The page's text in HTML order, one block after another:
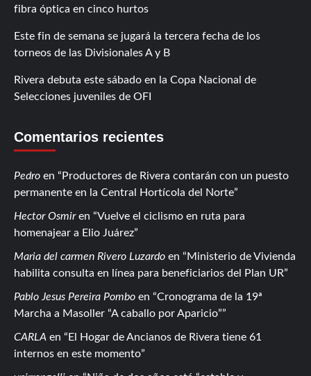
fibra óptica en cinco hurtos
Este fin de semana se jugará la tercera fecha de los
torneos de las Divisionales A y B
Rivera debuta este sábado en la Copa Nacional de
Selecciones juveniles de OFI
Comentarios recientes
Pedro en
Productores de Rivera contarán con un puesto
permanente en la Central Hortícola del Norte
Hector Osmiren
Vuelve el ciclismo en ruta para
homenajear a Elio Juárez
Maria del carmen Rivero Luzardo en
Ministerio de Vivienda
habilita consulta en línea para beneficiarios del Plan UR
Pablo Jesus Pereira Pombo en
Cronograma de la 19ª
Marcha a Masoller “A caballo por Aparicio”
CARLA en
El Hogar de Ancianos de Rivera tiene 61
internos en este momento